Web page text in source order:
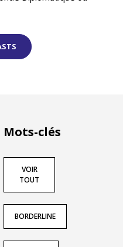
Mots-clés
VOIR
TOUT
BORDERLINE